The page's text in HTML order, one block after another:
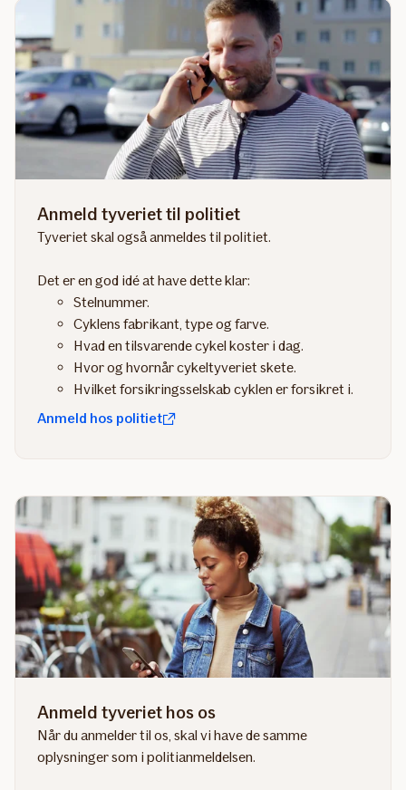
Anmeld tyveriet til politiet
Tyveriet skal også anmeldes til politiet.
Det er en god idé at have dette klar:
Stelnummer.
Cyklens fabrikant, type og farve.
Hvad en tilsvarende cykel koster i dag.
Hvor og hvornår cykeltyveriet skete.
Hvilket forsikringsselskab cyklen er forsikret i.
Anmeld hos politiet
Anmeld tyveriet hos os
Når du anmelder til os, skal vi have de samme
oplysninger som i politianmeldelsen.